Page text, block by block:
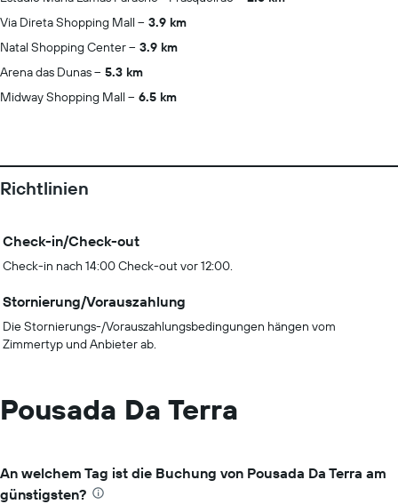
Via Direta Shopping Mall
3.9 km
Natal Shopping Center
3.9 km
Arena das Dunas
5.3 km
Midway Shopping Mall
6.5 km
Richtlinien
Check-in/Check-out
Check-in nach 14:00 Check-out vor 12:00.
Stornierung/Vorauszahlung
Die Stornierungs-/Vorauszahlungsbedingungen hängen vom
Zimmertyp und Anbieter ab.
Pousada Da Terra
An welchem Tag ist die Buchung von Pousada Da Terra am
günstigsten?